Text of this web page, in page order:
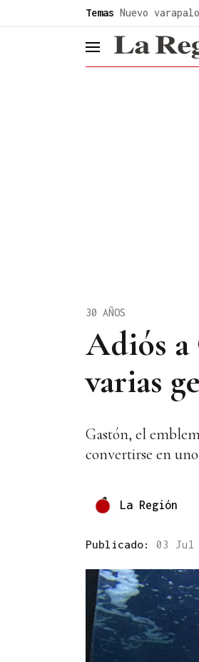
Temas Nuevo
header.menu.open
Adiós a
varias
30 AÑOS
Gastón, el
convertirse en
La Región
Publicado: 03 Jul